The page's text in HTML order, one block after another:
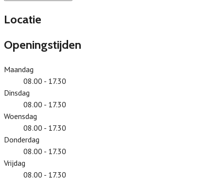
Locatie
Openingstijden
Maandag
08.00 - 17.30
Dinsdag
08.00 - 17.30
Woensdag
08.00 - 17.30
Donderdag
08.00 - 17.30
Vrijdag
08.00 - 17.30